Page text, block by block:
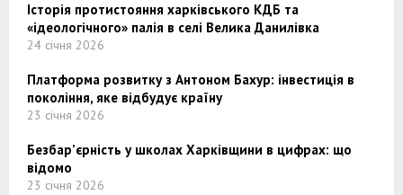
Історія протистояння харківського КДБ та
«ідеологічного» палія в селі Велика Данилівка
24 січня 2026
Платформа розвитку з Антоном Бахур: інвестиція в
покоління, яке відбудує країну
23 січня 2026
Безбар’єрність у школах Харківщини в цифрах: що
відомо
23 січня 2026